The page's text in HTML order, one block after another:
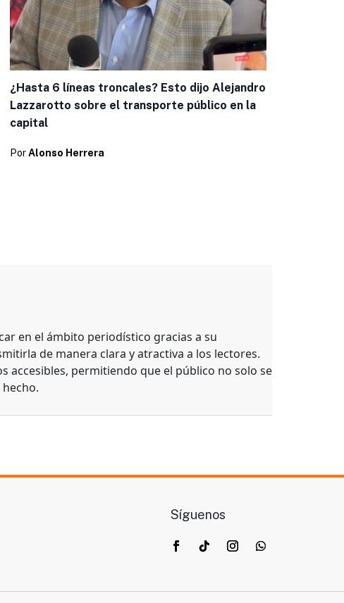
¿Hasta 6 líneas troncales? Esto dijo Alejandro
Lazzarotto sobre el transporte público en la
capital
PorAlonso Herrera
en el ámbito periodístico gracias a su
de manera clara y atractiva a los lectores.
accesibles, permitiendo que el público no solo se
Síguenos